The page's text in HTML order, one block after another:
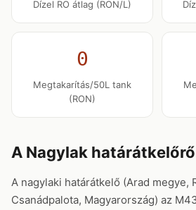
Dízel RO átlag (RON/L)
0
Megtakarítás/50L tank
(RON)
A Nagylak
A nagylaki határátkelő (Arad
Csanádpalota, Magyarország) az